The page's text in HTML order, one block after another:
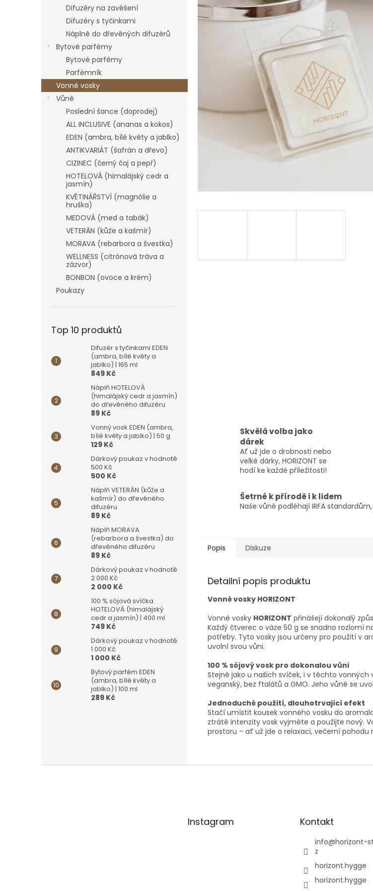
Difuzéry na zavěšení
Difuzéry s tyčinkami
Náplně do dřevěných difuzérů
Bytové parfémy
Bytové parfémy
Parfémník
Vonné vosky
Vůně
Poslední šance (doprodej)
ALL INCLUSIVE (ananas a kokos)
EDEN (ambra, bílé květy a jablko)
ANTIKVARIÁT (šafrán a dřevo)
CIZINEC (černý čaj a pepř)
HOTELOVÁ (himalájský cedr a
jasmín)
KVĚTINÁŘSTVÍ (magnólie a
hruška)
MEDOVÁ (med a tabák)
VETERÁN (kůže a kašmír)
MORAVA (rebarbora a švestka)
WELLNESS (citrónová tráva a
zázvor)
BONBON (ovoce a krém)
Poukazy
Top 10 produktů
Difuzér s tyčinkami EDEN
(ambra, bílé květy a
jablko) | 165 ml
849 Kč
Náplň HOTELOVÁ
(himalájský cedr a jasmín)
do dřevěného difuzéru
89 Kč
Vonný vosk EDEN (ambra,
bílé květy a jablko) | 50 g
129 Kč
Dárkový poukaz v hodnotě
500 Kč
500 Kč
Náplň VETERÁN (kůže a
kašmír) do dřevěného
difuzéru
89 Kč
Náplň MORAVA
(rebarbora a švestka) do
dřevěného difuzéru
89 Kč
Dárkový poukaz v hodnotě
2 000 Kč
2 000 Kč
100 % sójová svíčka
HOTELOVÁ (himalájský
cedr a jasmín) | 400 ml
749 Kč
Dárkový poukaz v hodnotě
1 000 Kč
1 000 Kč
Bytový parfém EDEN
(ambra, bílé květy a
jablko) | 100 ml
289 Kč
Skvělá volba jako
dárek
Ať už jde o drobnosti nebo
velké dárky, HORIZONT se
hodí ke každé příležitosti!
Šetrné k přírodě i k lidem
Naše vůně podléhají IRFA
Popis Diskuze
Detailní popis produktu
Vonné vosky HORIZONT
Vonné vosky HORIZONT přinášejí dokonalý
Každý čtverec o váze 50 g se snadno rozlomí
potřeby. Tyto vosky jsou určeny pro použití v
uvolní svou vůni.
100 % sójový vosk pro dokonalou vůni
Stejně jako u našich svíček, i v těchto vonných
veganský, bez ftalátů a GMO. Jeho vůně se
Jednoduché použití, dlouhotrvající efekt
Stačí umístit kousek vonného vosku do
ztrátě intenzity vosk vyjměte a použijte nový.
prostoru – ať už jde o relaxaci, večerní pohodu
Instagram Kontakt
info@horizont-
z
horizont.hygge
horizont.hygge